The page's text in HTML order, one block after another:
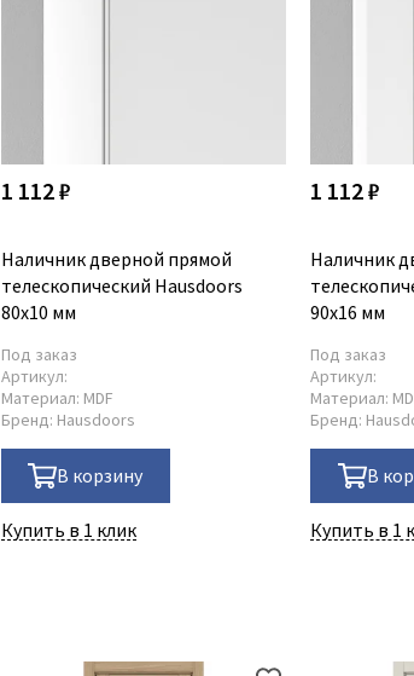
1 112 ₽
Наличник дверной прямой
телескопический Hausdoors
80x10 мм
Под заказ
Артикул:
Материал: MDF
Бренд: Hausdoors
В корзину
Купить в 1 клик
1 112 ₽
Наличник
90x16 мм
Под заказ
Артикул:
Материал:
Бренд:
В
Купить в 1